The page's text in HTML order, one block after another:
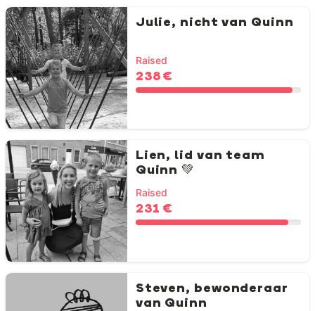
Julie, nicht van Quinn
Raised
238 €
Lien, lid van team
Quinn 💚
Raised
231 €
Steven, bewonderaar
van Quinn